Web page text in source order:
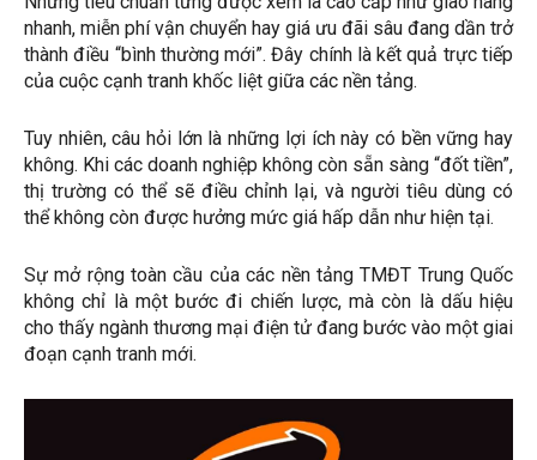
nhanh, miễn phí vận chuyển hay giá ưu đãi sâu đang dần trở
thành điều “bình thường mới”. Đây chính là kết quả trực tiếp
của cuộc cạnh tranh khốc liệt giữa các nền tảng.
Tuy nhiên, câu hỏi lớn là những lợi ích này có bền vững hay
không. Khi các doanh nghiệp không còn sẵn sàng “đốt tiền”,
thị trường có thể sẽ điều chỉnh lại, và người tiêu dùng có
thể không còn được hưởng mức giá hấp dẫn như hiện tại.
Sự mở rộng toàn cầu của các nền tảng TMĐT Trung Quốc
không chỉ là một bước đi chiến lược, mà còn là dấu hiệu
cho thấy ngành thương mại điện tử đang bước vào một giai
đoạn cạnh tranh mới.